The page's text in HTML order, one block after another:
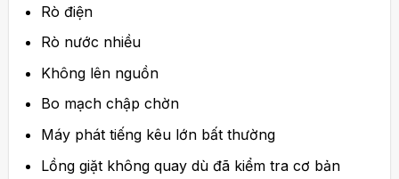
Rò điện
Rò nước nhiều
Không lên nguồn
Bo mạch chập chờn
Máy phát tiếng kêu lớn bất thường
Lồng giặt không quay dù đã kiểm tra cơ bản